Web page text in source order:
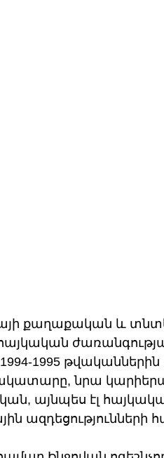
քաղաքական և
1994-1995
նրա կարիերան
այնպես էլ